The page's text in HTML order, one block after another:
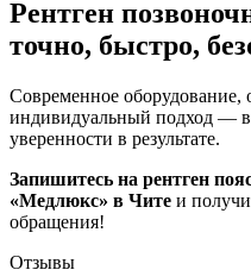
Рентген
точно, быстро,
Современное оборудование,
индивидуальный подход —
уверенности в результате.
Запишитесь на рентген
«Медлюкс» в Чите и
обращения!
Отзывы